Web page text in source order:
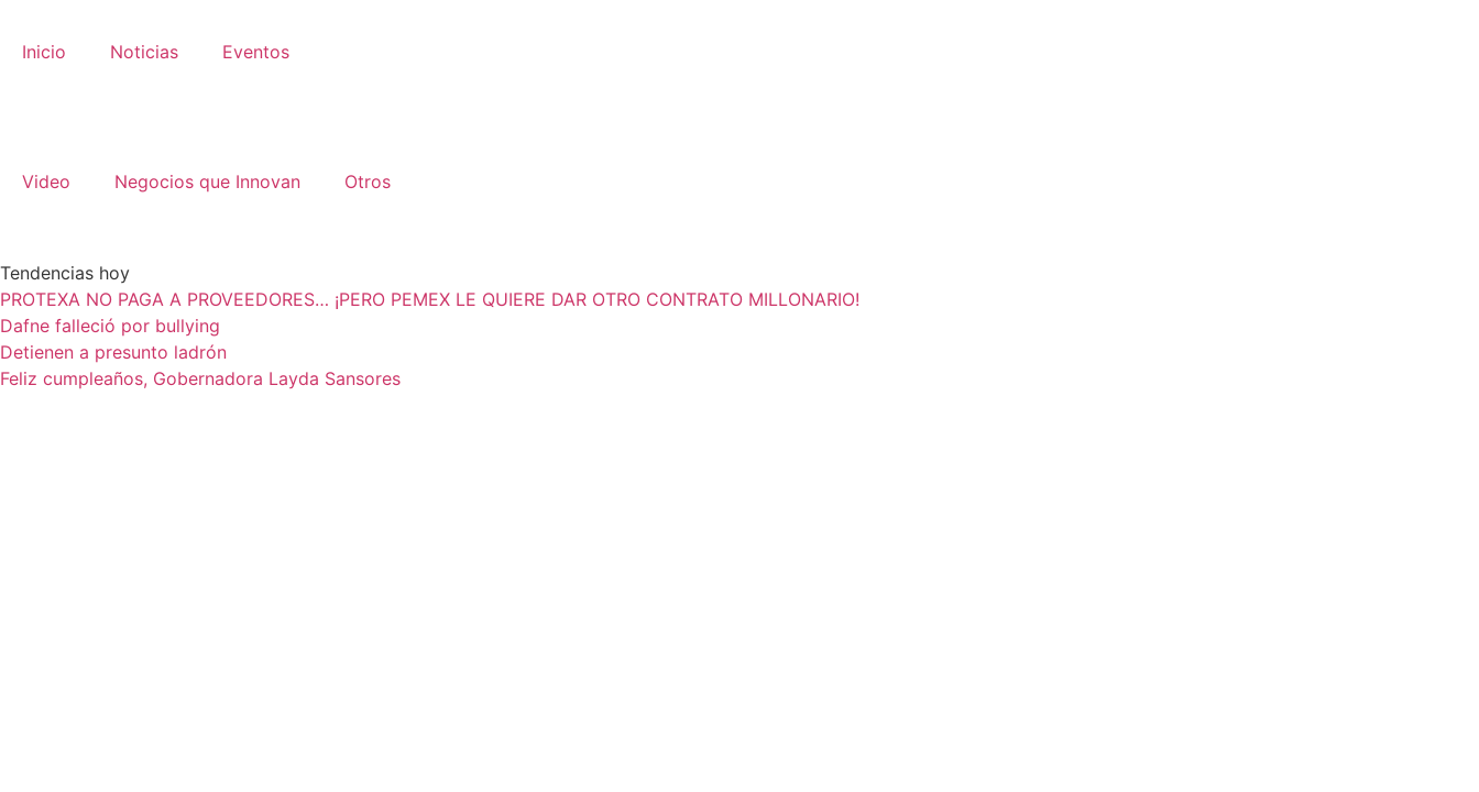
Inicio Noticias Eventos
Video Negocios que Innovan Otros
Tendencias hoy
PROTEXA NO PAGA A PROVEEDORES… ¡PERO PEMEX LE QUIERE DAR OTRO CONTRATO MILLONARIO!
Dafne falleció por bullying
Detienen a presunto ladrón
Feliz cumpleaños, Gobernadora Layda Sansores